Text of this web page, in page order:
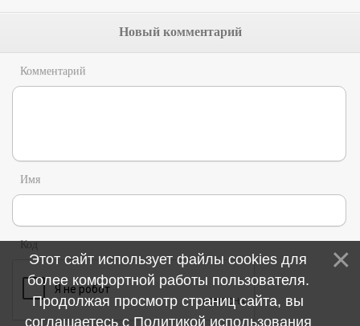
Новый комментарий
Комментарий
Имя
Код
Этот сайт использует файлы cookies для
более комфортной работы пользователя.
Продолжая просмотр страниц сайта, вы
соглашаетесь с Политикой использования